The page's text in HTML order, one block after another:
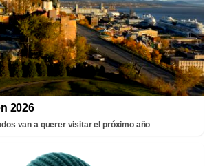
2026
van a querer visitar el próximo año